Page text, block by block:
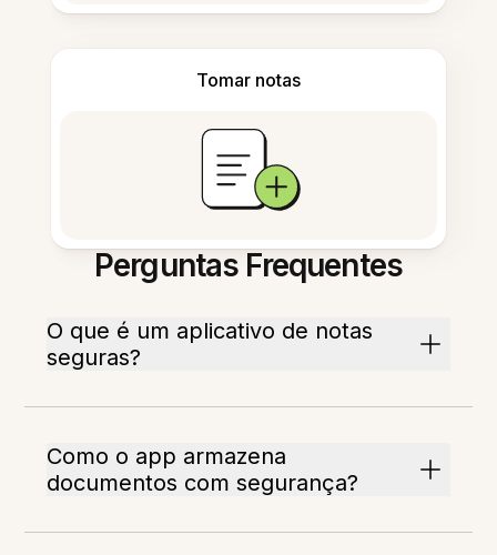
Tomar notas
Perguntas Frequentes
O que é um aplicativo de notas
seguras?
Como o app armazena
documentos com segurança?